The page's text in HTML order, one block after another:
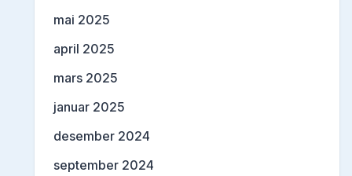
mai 2025
april 2025
mars 2025
januar 2025
desember 2024
september 2024